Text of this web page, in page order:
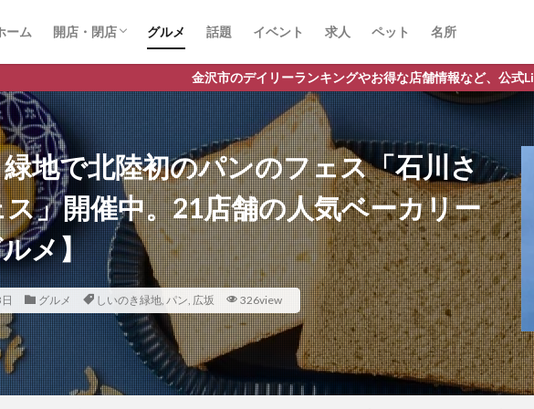
ーム 開店・閉店 グルメ 話題 イベント 求人 ペット 名所
のデイリーランキングやお得な店舗情報など、公式Lineだけの限定情報を配信中！
地で北陸初のパンのフェス「石川さ
」開催中。21店舗の人気ベーカリー
メ】
グルメ しいのき緑地, パン, 広坂 326view